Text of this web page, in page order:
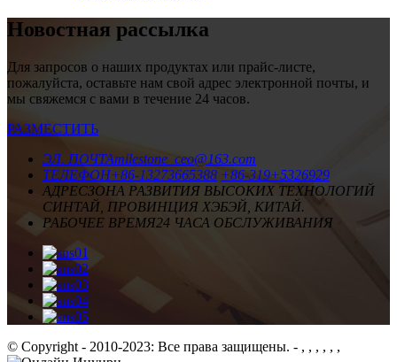
Новостная рассылка
Для запросов о наших продуктах или прайс-листе,
пожалуйста, оставьте нам свой адрес электронной почты, и
мы свяжемся с вами в течение 24 часов.
РАЗМЕСТИТЬ
ЭЛ. ПОЧТАmilestone_ceo@163.com
ТЕЛЕФОН+86-13273665388 +86-319+5326929
АДРЕСЗОНА РАЗВИТИЯ ВЫСОКИХ ТЕХНОЛОГИЙ
СИНТАЙ, ПРОВИНЦИЯ ХЭБЭЙ, КИТАЙ.
РАБОЧЕЕ ВРЕМЯ24 ЧАСА ОБСЛУЖИВАНИЯ
© Copyright - 2010-2023: Все права защищены. - , , , , , ,